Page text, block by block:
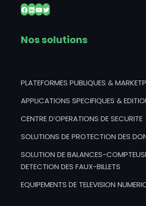
Facebook
LinkedIn
YouTube
Twitter
Nos solutions
PLATEFORMES PUBLIQUES &
APPLICATIONS SPECIFIQUES &
CENTRE D’OPERATIONS DE SECURITE
SOLUTIONS DE PROTECTION DES
SOLUTION DE BALANCES-
DETECTION DES FAUX-BILLETS
EQUIPEMENTS DE TELEVISION